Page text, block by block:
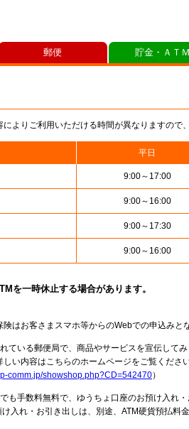
よりご利用いただける時間が異なりますので
平日
9:00～17:00
9:00～16:00
9:00～17:30
9:00～16:00
を一時休止する場合があります。
はお客さまスマホ等からのWebでの申込みと
ている郵便局で、商品やサービスを宣伝して
い内容はこちらのホームページをご覧くださ
comm.jp/showshop.php?CD=542470）
も手数料無料で、ゆうちょ口座のお預け入れ
入れ・お引き出しは、別途、ATM硬貨預払料
郵便 貯金・ＡＴ